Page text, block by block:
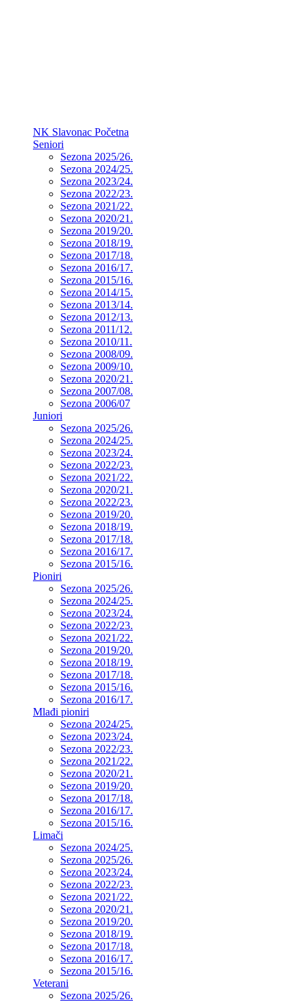
NK Slavonac Početna
Seniori
Sezona 2025/26.
Sezona 2024/25.
Sezona 2023/24.
Sezona 2022/23.
Sezona 2021/22.
Sezona 2020/21.
Sezona 2019/20.
Sezona 2018/19.
Sezona 2017/18.
Sezona 2016/17.
Sezona 2015/16.
Sezona 2014/15.
Sezona 2013/14.
Sezona 2012/13.
Sezona 2011/12.
Sezona 2010/11.
Sezona 2008/09.
Sezona 2009/10.
Sezona 2020/21.
Sezona 2007/08.
Sezona 2006/07
Juniori
Sezona 2025/26.
Sezona 2024/25.
Sezona 2023/24.
Sezona 2022/23.
Sezona 2021/22.
Sezona 2020/21.
Sezona 2022/23.
Sezona 2019/20.
Sezona 2018/19.
Sezona 2017/18.
Sezona 2016/17.
Sezona 2015/16.
Pioniri
Sezona 2025/26.
Sezona 2024/25.
Sezona 2023/24.
Sezona 2022/23.
Sezona 2021/22.
Sezona 2019/20.
Sezona 2018/19.
Sezona 2017/18.
Sezona 2015/16.
Sezona 2016/17.
Mlađi pioniri
Sezona 2024/25.
Sezona 2023/24.
Sezona 2022/23.
Sezona 2021/22.
Sezona 2020/21.
Sezona 2019/20.
Sezona 2017/18.
Sezona 2016/17.
Sezona 2015/16.
Limači
Sezona 2024/25.
Sezona 2025/26.
Sezona 2023/24.
Sezona 2022/23.
Sezona 2021/22.
Sezona 2020/21.
Sezona 2019/20.
Sezona 2018/19.
Sezona 2017/18.
Sezona 2016/17.
Sezona 2015/16.
Veterani
Sezona 2025/26.